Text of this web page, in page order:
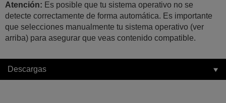
Atención: Es posible que tu sistema operativo no se
detecte correctamente de forma automática. Es importante
que selecciones manualmente tu sistema operativo (ver
arriba) para asegurar que veas contenido compatible.
Descargas